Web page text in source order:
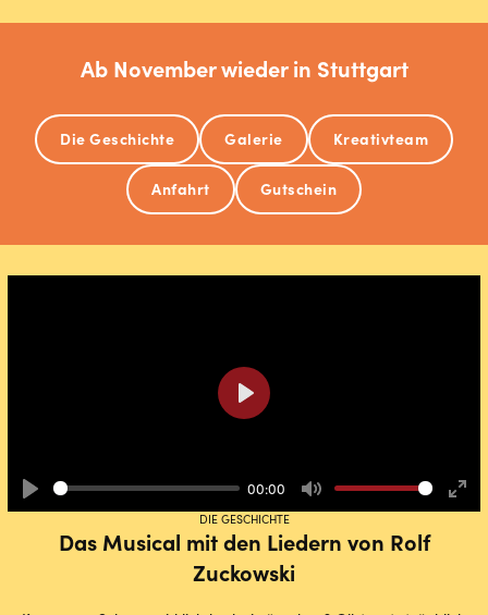
Ab November wieder in Stuttgart
Die Geschichte Galerie Kreativteam
Anfahrt Gutschein
DIE GESCHICHTE
Das Musical mit den Liedern von Rolf
Zuckowski
Play
00:00
Mute
Play